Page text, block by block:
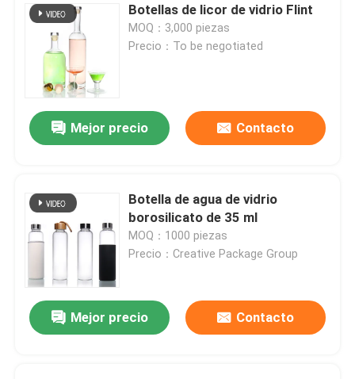
Botellas de licor de vidrio Flint
MOQ：3,000 piezas
Precio：To be negotiated
Mejor precio Contacto
Botella de agua de vidrio
borosilicato de 35 ml
MOQ：1000 piezas
Precio：Creative Package Group
Mejor precio Contacto